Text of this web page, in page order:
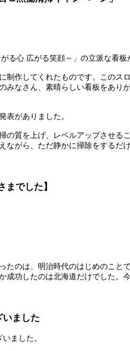
心 広がる笑顔～」の立派な看板
作してくれたものです。このス
なさん、素晴らしい看板をあり
表がありました。
質を上げ、レベルアップさせるこ
がら、ただ静かに掃除をするだ
でした】
のは、明治時代のはじめのこと
成功したのは北海道だけでした。
いました
ました。